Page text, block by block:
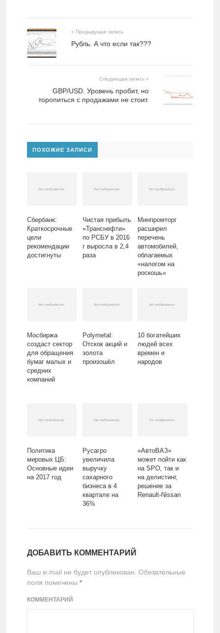
« Предыдущая запись
Рубль. А что если так???
Следующая запись »
GBP/USD. Уровень пробит, но
торопиться с продажами не стоит.
ПОХОЖИЕ ЗАПИСИ
Сбербанк:
Краткосрочные
цели
рекомендации
достигнуты
Чистая прибыль
«Транснефти»
по РСБУ в 2016
г выросла в 2,4
раза
Минпромторг
расширил
перечень
автомобилей,
облагаемых
«налогом на
роскошь»
Мосбиржа
создаст сектор
для обращения
бумаг малых и
средних
компаний
Polymetal:
Отскок акций и
золота
произошёл
10 богатейших
людей всех
времен и
народов
Политика
мировых ЦБ:
Основные идеи
на 2017 год
Русагро
увеличила
выручку
сахарного
бизнеса в 4
квартале на
36%
«АвтоВАЗ»
может пойти как
на SPO, так и
на делистинг,
решение за
Renault-Nissan
ДОБАВИТЬ КОММЕНТАРИЙ
Ваш e-mail не будет опубликован. Обязательные
поля помечены *
КОММЕНТАРИЙ